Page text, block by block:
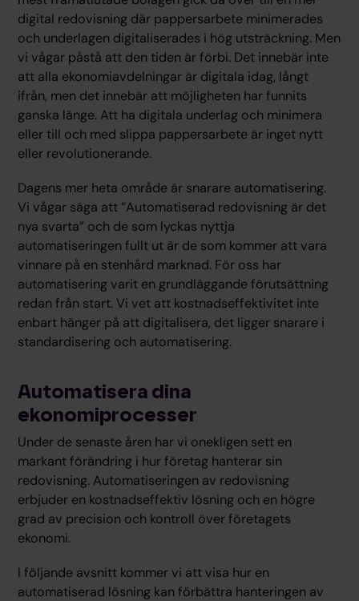
digital redovisning där pappersarbete minimerades
och underlagen digitaliserades i hög utsträckning. Men
vi vågar påstå att den tiden är förbi. Det innebär inte
att alla ekonomiavdelningar är digitala idag, långt
ifrån, men det innebär att möjligheten har funnits
ganska länge. Att ha digitala underlag och minimera
eller till och med slippa pappersarbete är inget nytt
eller revolutionerande.
Dagens mer heta område är snarare automatisering.
Vi vågar säga att ”Automatiserad redovisning är det
nya svarta” och de som lyckas nyttja
automatiseringen fullt ut är de som kommer att vara
vinnare på en stenhård marknad. För oss har
automatisering varit en grundläggande förutsättning
redan från start. Vi vet att kostnadseffektivitet inte
enbart hänger på att digitalisera, det ligger snarare i
standardisering och automatisering.
Automatisera dina
ekonomiprocesser
Under de senaste åren har vi onekligen sett en
markant förändring i hur företag hanterar sin
redovisning. Automatiseringen av redovisning
erbjuder en kostnadseffektiv lösning och en högre
grad av precision och kontroll över företagets
ekonomi.
I följande avsnitt kommer vi att visa hur en
automatiserad lösning kan förbättra hanteringen av